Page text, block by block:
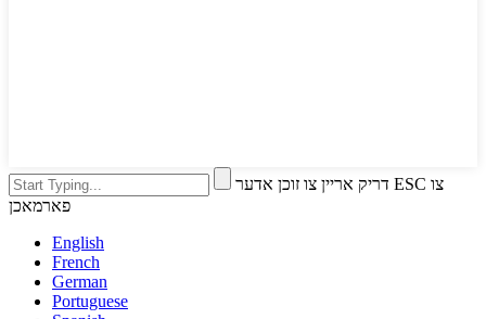
דריק אריין צו זוכן אדער ESC צו
פארמאכן
English
French
German
Portuguese